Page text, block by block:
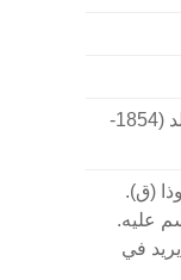
الرمح الإلهي؛ الرمح الله. الشهير لحاملها: الشاعر أوسكار وايلد (1854-
(ق).
عليه.
في